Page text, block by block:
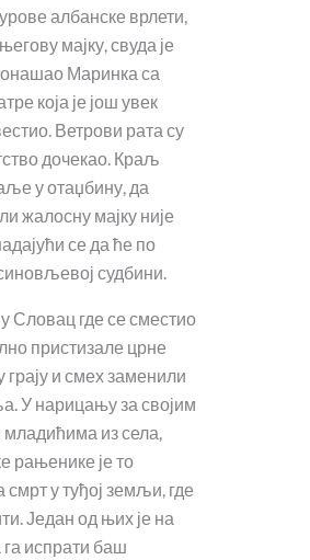
албанске врлети,
мајку, свуда је
Маринка са
која је још увек
Ветрови рата су
дочекао. Краљ
у отаџбину, да
жалосну мајку није
се да ће по
судбини.
Словац где се сместио
пристизале црне
и смех заменили
У нарицању за својим
младићима из села,
рањенике је то
у туђој земљи, где
Један од њих је на
га испрати баш